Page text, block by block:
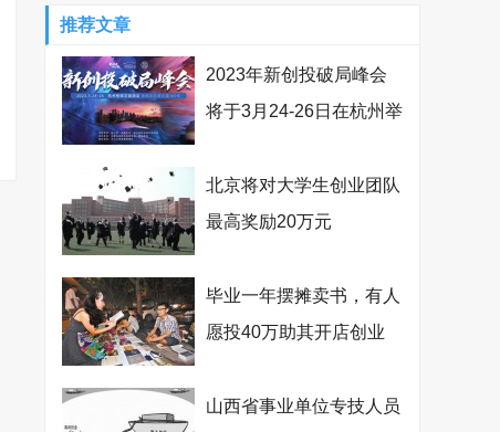
推荐文章
2023年新创投破局峰会
将于3月24-26日在杭州举
北京将对大学生创业团队
最高奖励20万元
毕业一年摆摊卖书，有人
愿投40万助其开店创业
山西省事业单位专技人员